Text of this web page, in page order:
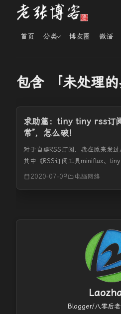
首页 分类 博友圈 微语
包含 「未处理
求助篇：tiny tiny rss订
常”，怎么破！
对于自建RSS订阅，我在原来发
其中《RSS订阅工具miniflux、
会》对miniflux、tiny tiny rss、
2020-07-09 电脑网络
Blogger/八零后